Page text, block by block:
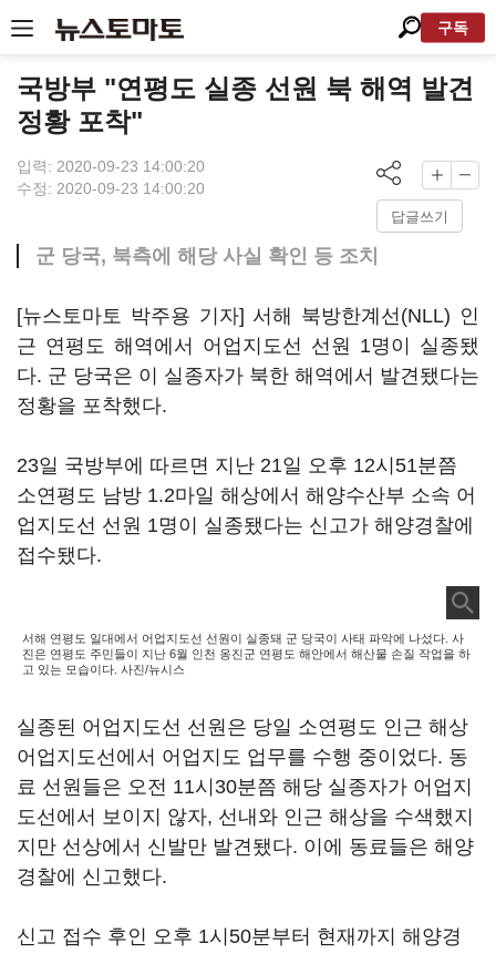
구독
국방부 "연평도 실종 선원 북 해역 발견
정황 포착"
입력: 2020-09-23 14:00:20
수정: 2020-09-23 14:00:20
답글쓰기
군 당국, 북측에 해당 사실 확인 등 조치
[뉴스토마토 박주용 기자] 서해 북방한계선(NLL) 인
근 연평도 해역에서 어업지도선 선원 1명이 실종됐
다. 군 당국은 이 실종자가 북한 해역에서 발견됐다는
정황을 포착했다.
23일 국방부에 따르면 지난 21일 오후 12시51분쯤
소연평도 남방 1.2마일 해상에서 해양수산부 소속 어
업지도선 선원 1명이 실종됐다는 신고가 해양경찰에
접수됐다.
서해 연평도 일대에서 어업지도선 선원이 실종돼 군 당국이 사태 파악에 나섰다. 사
진은 연평도 주민들이 지난 6월 인천 옹진군 연평도 해안에서 해산물 손질 작업을 하
고 있는 모습이다. 사진/뉴시스
실종된 어업지도선 선원은 당일 소연평도 인근 해상
어업지도선에서 어업지도 업무를 수행 중이었다. 동
료 선원들은 오전 11시30분쯤 해당 실종자가 어업지
도선에서 보이지 않자, 선내와 인근 해상을 수색했지
지만 선상에서 신발만 발견됐다. 이에 동료들은 해양
경찰에 신고했다.
신고 접수 후인 오후 1시50분부터 현재까지 해양경